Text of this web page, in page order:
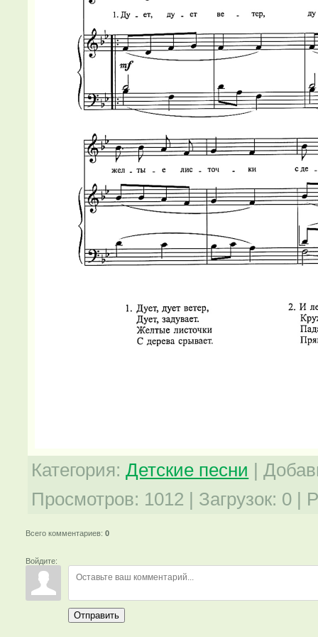
Категория: Детские песни |
Просмотров: 1012 | Загрузок: 0 |
Всего комментариев:0
Войдите:
Отправить